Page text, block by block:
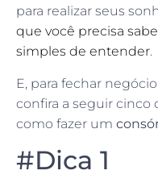
para realizar seus
que você precisa
simples de entender.
E, para fechar
confira a seguir cinco
como fazer um
#Dica 1